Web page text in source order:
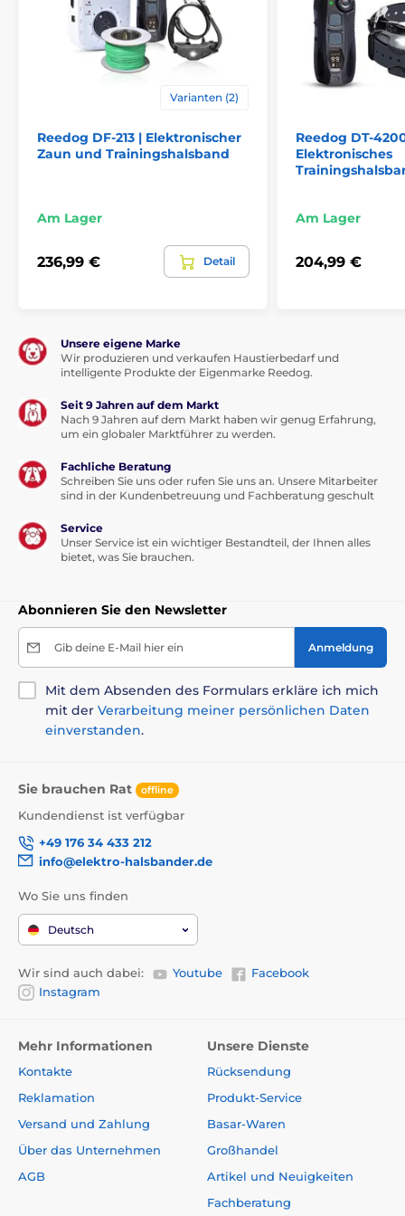
Reichweite bis zu 1600 Metern
hintergrundbeleuchtetes LCD-Display
Vibration und die Möglichkeit, 127 Impulspegel
einzustellen
Möglichkeit, 4 Hunde gleichzeitig zu trainieren
Schnellladung in 2 Stunden
höherer Preis
keine Tonwarnung
Inhalt der Packung
Empfänger
Sender
Plastikkoffer
kurze/ lange Elektroden
einstellbares schwarzes Halsband
duales Ladegerät
Halsaufhänger
Entladungslampe
Illustration.
Ankündigung geändert werden. Die Bilder dienen nur
zur Illustration.
Das Produkt ist in Kategorien eingeteilt
1501 bis 2000 Meter Elektronisch
Vibration Tauchbare
Mittelgroße Hunde Große Hunde
Varianten (2)
Reedog DF-213 | Elektronischer
Zaun und Trainingshalsband
Am Lager
236,99 € Detail
Reedog DT-
Elektronisches
Am Lager
204,99 €
Unsere eigene Marke
Wir produzieren und verkaufen Haustierbedarf und
intelligente Produkte der Eigenmarke Reedog.
Seit 9 Jahren auf dem Markt
Nach 9 Jahren auf dem Markt haben wir genug Erfahrung,
um ein globaler Marktführer zu werden.
Fachliche Beratung
Schreiben Sie uns oder rufen Sie uns an. Unsere Mitarbeiter
sind in der Kundenbetreuung und Fachberatung geschult
Service
Unser Service ist ein wichtiger Bestandteil, der Ihnen alles
bietet, was Sie brauchen.
Abonnieren Sie den Newsletter
Gib deine E-Mail hier ein Anmeldung
Mit dem Absenden des Formulars erkläre ich mich
mit der Verarbeitung meiner persönlichen Daten
einverstanden.
Sie brauchen Rat offline
Kundendienst ist verfügbar
+49 176 34 433 212
info@elektro-halsbander.de
Wo Sie uns finden
Deutsch
Wir sind auch dabei: Youtube
Facebook
Instagram
Mehr Informationen
Kontakte
Reklamation
Versand und Zahlung
Über das Unternehmen
AGB
Unsere Dienste
Rücksendung
Produkt-Service
Basar-Waren
Großhandel
Artikel und Neuigkeiten
Fachberatung